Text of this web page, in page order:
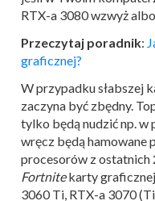
RTX-a 3080 wzwyż
Przeczytaj poradnik:
graficznej?
W przypadku słabszej
zaczyna być zbędny.
tylko będą nudzić np. w
wręcz będą hamowane
procesorów z ostatnich
Fortnitekarty
3060 Ti, RTX-a 3070